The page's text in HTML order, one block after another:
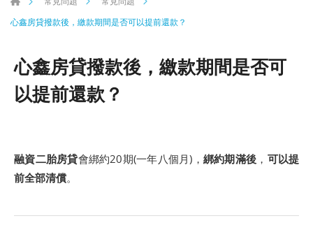
心鑫房貸撥款後，繳款期間是否可以提前還款？
心鑫房貸撥款後，繳款期間是否可
以提前還款？
融資二胎房貸會綁約20期(一年八個月)， 綁約期滿後 ， 可以提
前全部清償。